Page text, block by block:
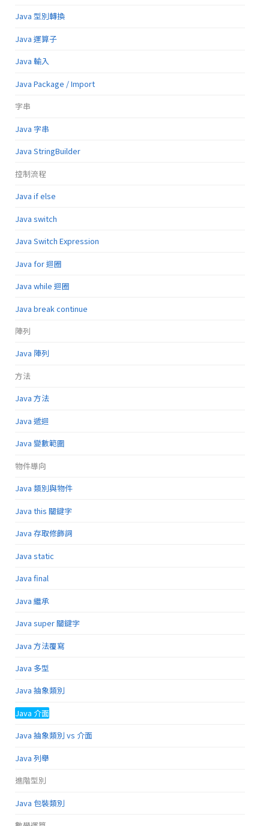
Java 型別轉換
Java 運算子
Java 輸入
Java Package / Import
字串
Java 字串
Java StringBuilder
控制流程
Java if else
Java switch
Java Switch Expression
Java for 迴圈
Java while 迴圈
Java break continue
陣列
Java 陣列
方法
Java 方法
Java 遞迴
Java 變數範圍
物件導向
Java 類別與物件
Java this 關鍵字
Java 存取修飾詞
Java static
Java final
Java 繼承
Java super 關鍵字
Java 方法覆寫
Java 多型
Java 抽象類別
Java 介面
Java 抽象類別 vs 介面
Java 列舉
進階型別
Java 包裝類別